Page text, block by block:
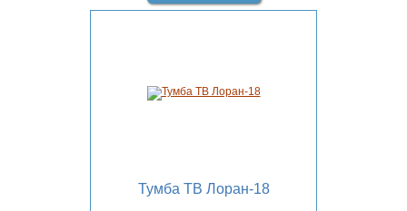
Тумба ТВ Лоран-18